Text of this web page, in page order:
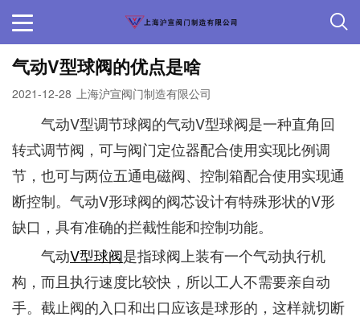
气动V型球阀的优点是啥
2021-12-28 上海沪宣阀门制造有限公司
气动V型调节球阀的气动V型球阀是一种直角回
转式调节阀，可与阀门定位器配合使用实现比例调
节，也可与两位五通电磁阀、控制箱配合使用实现通
断控制。气动V形球阀的阀芯设计有特殊形状的V形
缺口，具有准确的拦截性能和控制功能。
气动V型球阀是指球阀上装有一个气动执行机
构，而且执行速度比较快，所以工人不需要亲自动
手。截止阀的入口和出口应该是球形的，这样就切断